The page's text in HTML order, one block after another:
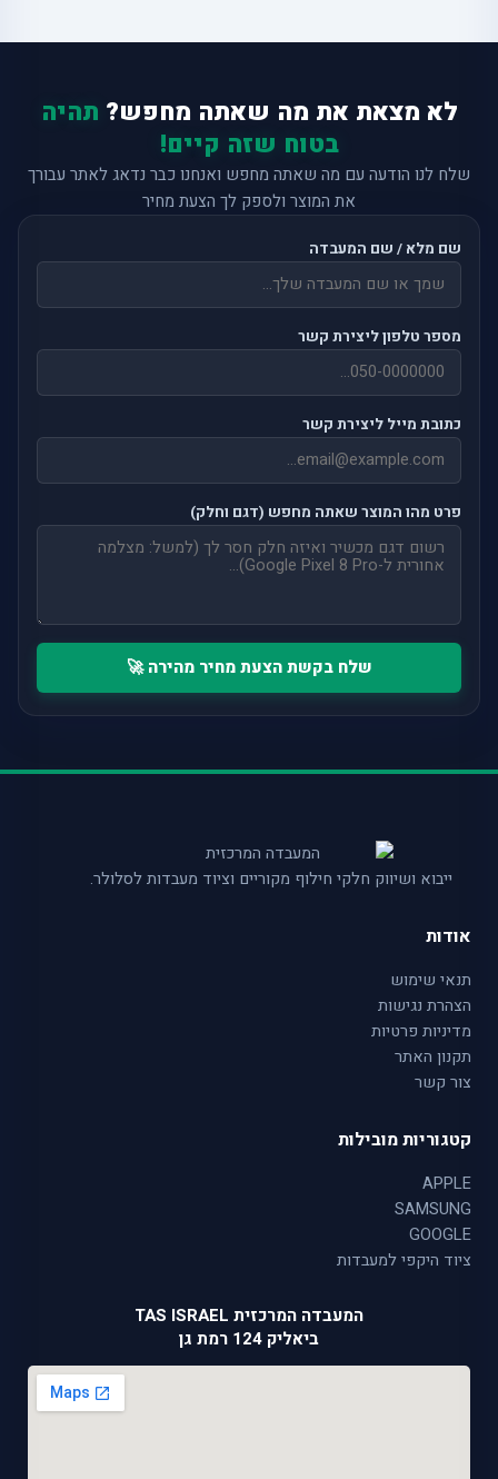
לא מצאת את מה שאתה מחפש? תהיה
בטוח שזה קיים!
שלח לנו הודעה עם מה שאתה מחפש ואנחנו כבר נדאג לאתר עבורך
את המוצר ולספק לך הצעת מחיר
שם מלא / שם המעבדה
מספר טלפון ליצירת קשר
כתובת מייל ליצירת קשר
פרט מהו המוצר שאתה מחפש (דגם וחלק)
שלח בקשת הצעת מחיר מהירה 🚀
ייבוא ושיווק חלקי חילוף מקוריים וציוד מעבדות לסלולר.
אודות
תנאי שימוש
הצהרת נגישות
מדיניות פרטיות
תקנון האתר
צור קשר
קטגוריות מובילות
APPLE
SAMSUNG
GOOGLE
ציוד היקפי למעבדות
המעבדה המרכזית TAS ISRAEL
ביאליק 124 רמת גן